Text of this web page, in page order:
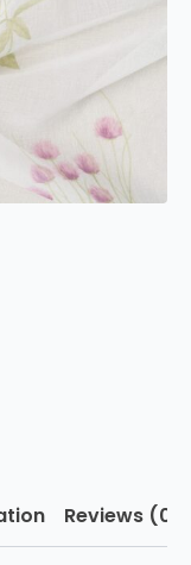
Reviews (0)